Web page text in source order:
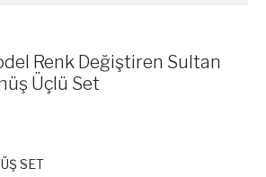
Renk Değiştiren Sultan
Üçlü Set
SET